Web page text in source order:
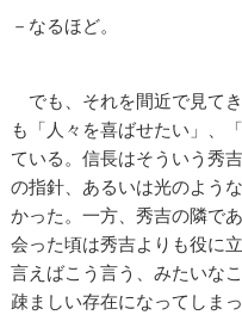
－なるほど。
でも、それを間近で見て
も「人々を喜ばせたい」、
ている。信長はそういう秀
の指針、あるいは光のよう
かった。一方、秀吉の隣で
会った頃は秀吉よりも役に
言えばこう言う、みたいな
疎ましい存在になってしま